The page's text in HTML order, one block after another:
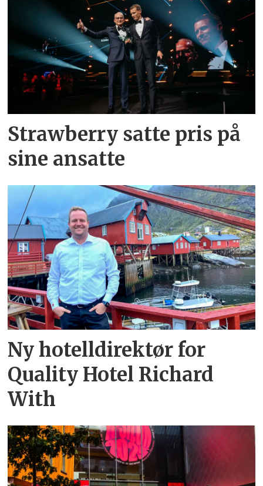
Strawberry satte pris på
sine ansatte
Ny hotelldirektør for
Quality Hotel Richard
With